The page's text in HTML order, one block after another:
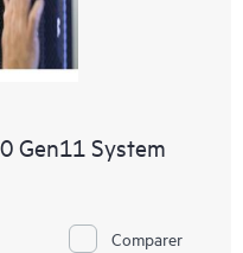
Gen11 System
Comparer